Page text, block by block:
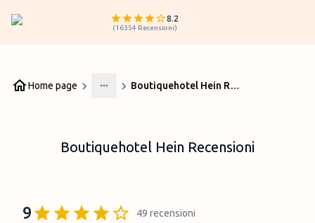
8.2
(16354 Recensioni)
Home page
More
Boutiquehotel Hein Recensioni
Boutiquehotel Hein Recensioni
9 49 recensioni